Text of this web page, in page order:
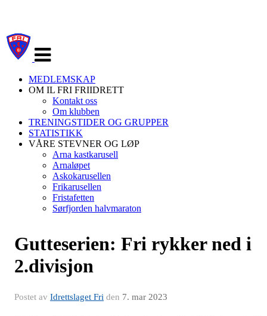
navigasjon
MEDLEMSKAP
OM IL FRI FRIIDRETT
Kontakt oss
Om klubben
TRENINGSTIDER OG GRUPPER
STATISTIKK
VÅRE STEVNER OG LØP
Arna kastkarusell
Arnaløpet
Askokarusellen
Frikarusellen
Fristafetten
Sørfjorden halvmaraton
Gutteserien: Fri rykker ned i
2.divisjon
Postet av Idrettslaget Fri den 7. mar 2023